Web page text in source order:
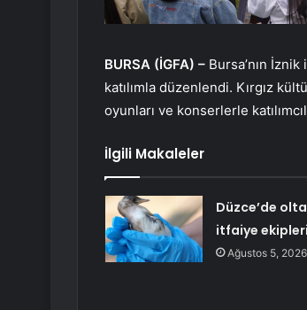
BURSA (İGFA) – Bursa’nın
katılımla düzenlendi. Kırgız
oyunları ve konserlerle
İlgili Makaleler
Düzce’de
itfaiye
Ağustos 5, 2026